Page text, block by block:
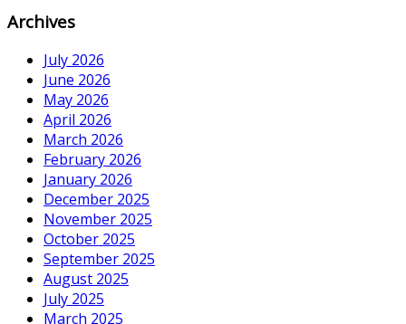
Archives
July 2026
June 2026
May 2026
April 2026
March 2026
February 2026
January 2026
December 2025
November 2025
October 2025
September 2025
August 2025
July 2025
March 2025